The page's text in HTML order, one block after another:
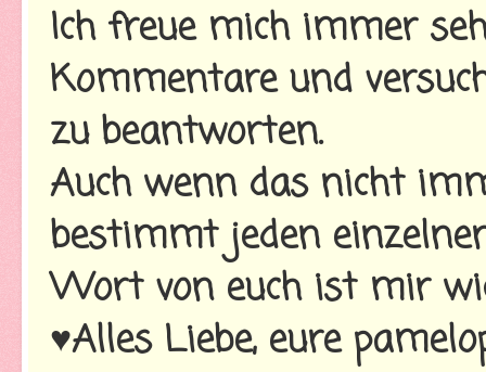
Ich freue mich immer
Kommentare und
zu beantworten.
Auch wenn das nicht
bestimmt jeden
Wort von euch ist mir
♥Alles Liebe, eure